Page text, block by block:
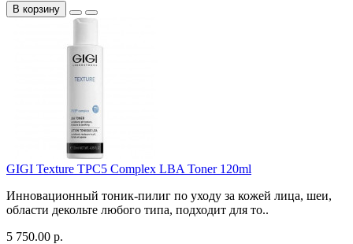
В корзину
GIGI Texture TPC5 Complex LBA Toner 120ml
Инновационный тоник-пилиг по уходу за кожей лица, шеи,
области декольте любого типа, подходит для то..
5 750.00 р.